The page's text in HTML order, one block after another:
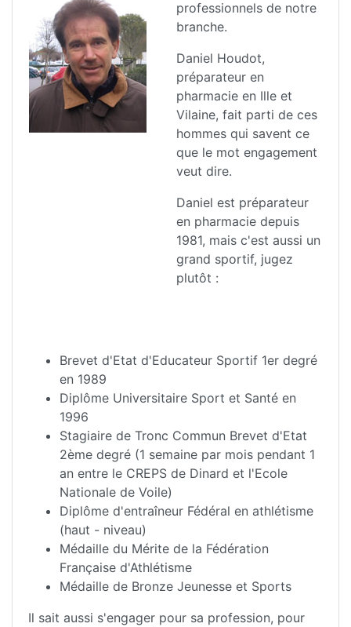
professionnels de notre
branche.
Daniel Houdot,
préparateur en
pharmacie en Ille et
Vilaine, fait parti de ces
hommes qui savent ce
que le mot engagement
veut dire.
Daniel est préparateur
en pharmacie depuis
1981, mais c'est aussi un
grand sportif, jugez
plutôt :
Brevet d'Etat d'Educateur Sportif 1er degré
en 1989
Diplôme Universitaire Sport et Santé en
1996
Stagiaire de Tronc Commun Brevet d'Etat
2ème degré (1 semaine par mois pendant 1
an entre le CREPS de Dinard et l'Ecole
Nationale de Voile)
Diplôme d'entraîneur Fédéral en athlétisme
(haut - niveau)
Médaille du Mérite de la Fédération
Française d'Athlétisme
Médaille de Bronze Jeunesse et Sports
Il sait aussi s'engager pour sa profession, pour